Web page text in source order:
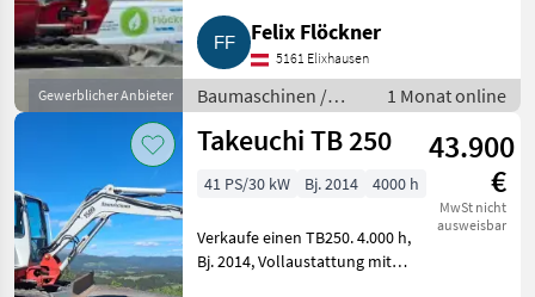
Gewerblicher Anbieter
Minibagger mit Powertilt. Der
Bagger wurde bei uns
ausschließlich privat
verwendet, entsprechend
schonend ei
Felix Flöckner
5161 Elixhausen
Baumaschinen /
Minibagger
1 Monat online
Takeuchi TB 250
43.900
€
MwSt nicht
ausweisbar
41 PS/30 kW Bj. 2014 4000 h
Verkaufe einen TB250. 4.000 h,
Bj. 2014, Vollaustattung mit